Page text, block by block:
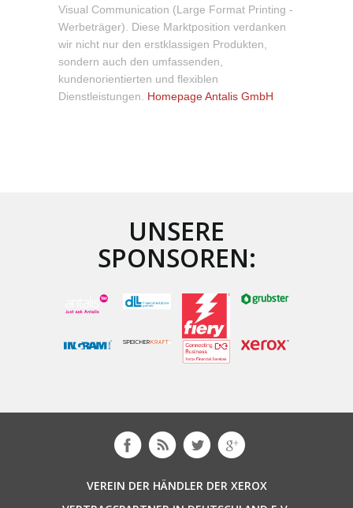
Visual Communication (Large Format Printing -
Werbeträger). Diese Marktposition verdanken
wir nicht nur den erstklassigen Produkten,
sondern auch den umfassenden,
kundenorientierten und flexiblen
Dienstleistungen. Homepage Antalis GmbH
UNSERE
SPONSOREN:
VEREIN DER HÄNDLER DER XEROX